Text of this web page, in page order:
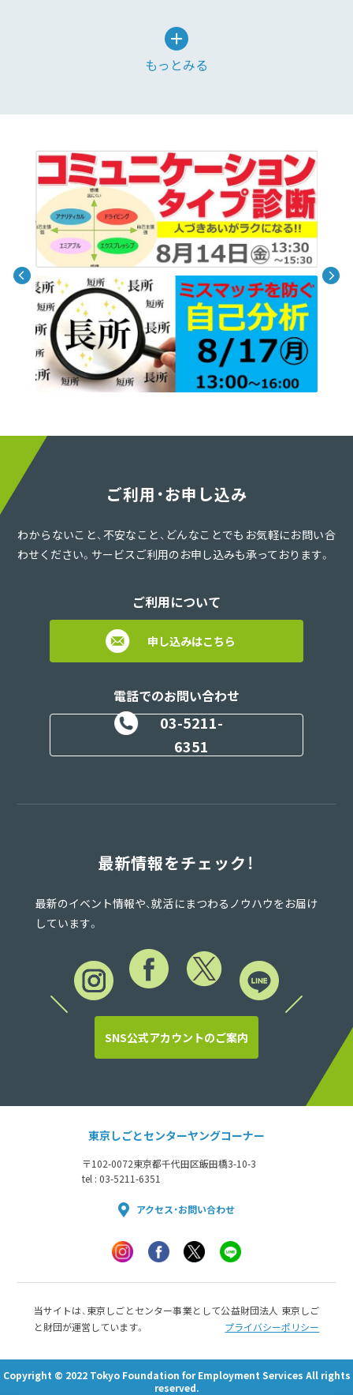
もっとみる
ご利用・お申し込み
わからないこと、不安なこと、どんなことでもお気軽にお問い合
わせください。サービスご利用のお申し込みも承っております。
ご利用について
申し込みはこちら
電話でのお問い合わせ
03-5211-
6351
最新情報をチェック！
最新のイベント情報や、就活にまつわるノウハウをお届け
しています。
SNS公式アカウントのご案内
東京しごとセンターヤングコーナー
〒102-0072東京都千代田区飯田橋3-10-3
tel : 03-5211-6351
アクセス・お問い合わせ
当サイトは、東京しごとセンター事業として公益財団法人 東京しご
と財団が運営しています。
プライバシーポリシー
Copyright © 2022 Tokyo Foundation for Employment Services All rights
reserved.